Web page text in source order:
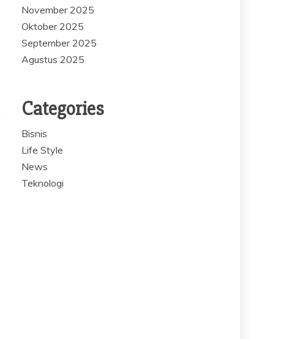
November 2025
Oktober 2025
September 2025
Agustus 2025
Categories
Bisnis
Life Style
News
Teknologi